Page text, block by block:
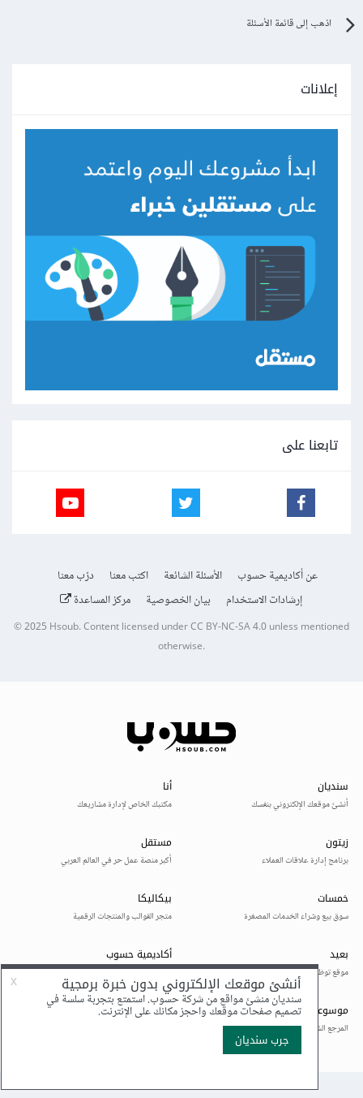
اذهب إلى قائمة الأسئلة
إعلانات
تابعنا على
عن أكاديمية حسوب الأسئلة الشائعة اكتب معنا
درّب معنا
إرشادات الاستخدام
بيان الخصوصية مركز المساعدة
© 2025Hsoub.Content licensed underCC BY-NC-SA 4.0unless mentioned
otherwise.